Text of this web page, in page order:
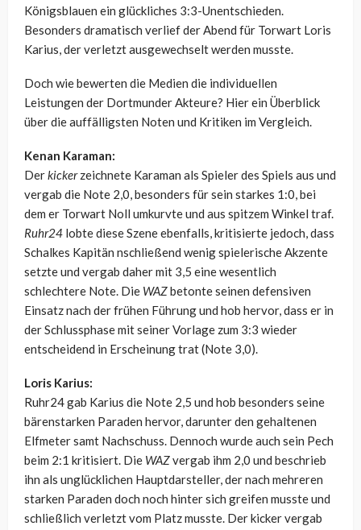
Königsblauen ein glückliches 3:3-Unentschieden.
Besonders dramatisch verlief der Abend für Torwart Loris
Karius, der verletzt ausgewechselt werden musste.
Doch wie bewerten die Medien die individuellen
Leistungen der Dortmunder Akteure? Hier ein Überblick
über die auffälligsten Noten und Kritiken im Vergleich.
Kenan Karaman:
Derkickerzeichnete Karaman als Spieler des Spiels aus und
vergab die Note 2,0, besonders für sein starkes 1:0, bei
dem er Torwart Noll umkurvte und aus spitzem Winkel traf.
Ruhr24 lobte diese Szene ebenfalls, kritisierte jedoch, dass
Schalkes Kapitän nschließend wenig spielerische Akzente
setzte und vergab daher mit 3,5 eine wesentlich
schlechtere Note. Die WAZbetonte seinen defensiven
Einsatz nach der frühen Führung und hob hervor, dass er in
der Schlussphase mit seiner Vorlage zum 3:3 wieder
entscheidend in Erscheinung trat (Note 3,0).
Loris Karius:
Ruhr24 gab Karius die Note 2,5 und hob besonders seine
bärenstarken Paraden hervor, darunter den gehaltenen
Elfmeter samt Nachschuss. Dennoch wurde auch sein Pech
beim 2:1 kritisiert. Die WAZvergab ihm 2,0 und beschrieb
ihn als unglücklichen Hauptdarsteller, der nach mehreren
starken Paraden doch noch hinter sich greifen musste und
schließlich verletzt vom Platz musste. Der kicker vergab